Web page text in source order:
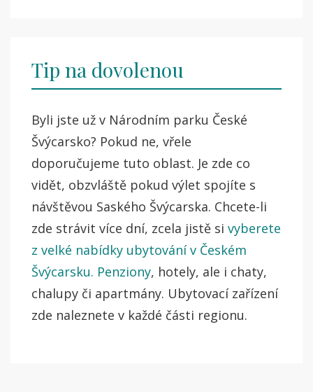
Tip na dovolenou
Byli jste už v Národním parku České
Švýcarsko? Pokud ne, vřele
doporučujeme tuto oblast. Je zde co
vidět, obzvláště pokud výlet spojíte s
návštěvou Saského Švýcarska. Chcete-li
zde strávit více dní, zcela jistě si vyberete
z velké nabídky ubytování v Českém
Švýcarsku. Penziony, hotely, ale i chaty,
chalupy či apartmány. Ubytovací zařízení
zde naleznete v každé části regionu.